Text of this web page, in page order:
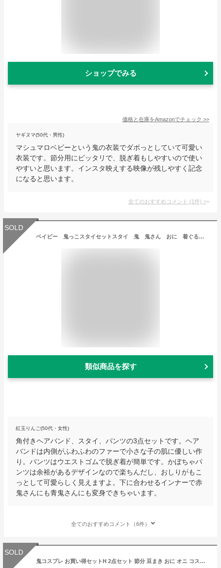
ショップでみる
価格と在庫をAmazonでチェック >>
ヤギヌマ(50代・男性)
マシュマロベビーという鬼の衣装でダボっとしていて可愛い
衣装です。節分用にピッタリで、脱ぎ着もしやすいので使い
やすいと思います。インスタ映えする映像が残しやすく記念
になると思います。
全てのおすすめコメント (1件) >
SOLD
ベイビー 鬼っこスタイセットスタイ 鬼 鬼さん おに 着ぐるみ あかちゃん Baby ベビー ハロウィン コスプレ コスチューム 衣装 仮装 かわいい
類似商品を探す
紅玉りんご(50代・女性)
角付きヘアバンド、スタイ、パンツの3点セットです。ヘア
バンドは内側がふわふわのファーで小さな子の肌に優しい作
り。パンツはウエストゴムで脱ぎ着が簡単です。かぼちゃパ
ンツは余裕があるデザインなので楽ちんだし、おしりがもこ
っとして可愛らしく見えますよ。下に合わせるインナーで赤
鬼さんにも青鬼さんにも変身できちゃいます。
全てのおすすめコメント（6件）
SOLD
鬼コスプレ お買い得セットH 2点セット 節分 豆まき おに オニ コスプレ コスチューム 衣装 仮装 変装 ベビーサイズ クリアストーン CSONI-8